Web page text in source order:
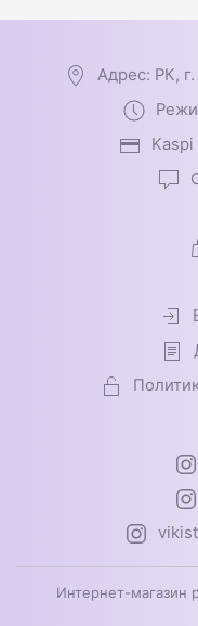
Адрес: РК,
Kaspi
Интернет-магазин